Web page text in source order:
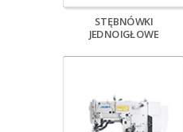
STĘBNÓWKI
JEDNOIGŁOWE